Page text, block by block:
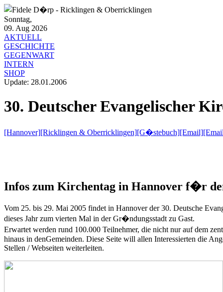
Sonntag,
09. Aug 2026
AKTUELL
GESCHICHTE
GEGENWART
INTERN
SHOP
Update: 28.01.2006
30. Deutscher Evangelischer
[Hannover][Ricklingen & Oberricklingen][G�stebuch][Email]
Infos zum Kirchentag in Hannover f�r
Vom 25. bis 29. Mai 2005 findet in Hannover der 30. Deutsche
dieses Jahr zum vierten Mal in der Gr�ndungsstadt zu Gast.
Erwartet werden rund 100.000 Teilnehmer, die nicht nur auf dem
hinaus in denGemeinden. Diese Seite will allen Interessierten die
Stellen / Webseiten weiterleiten.